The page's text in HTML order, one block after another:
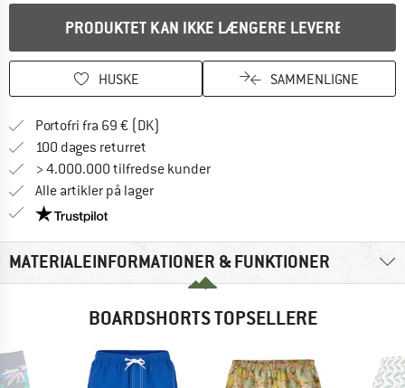
PRODUKTET KAN IKKE LÆNGERE LEVERES
HUSKE SAMMENLIGNE
Portofri fra 69 € (DK)
100 dages returret
> 4.000.000 tilfredse kunder
Alle artikler på lager
Vi er Trustpilot-certificeret - oplysningerne får du
MATERIALEINFORMATIONER & FUNKTIONER
BOARDSHORTS TOPSELLERE